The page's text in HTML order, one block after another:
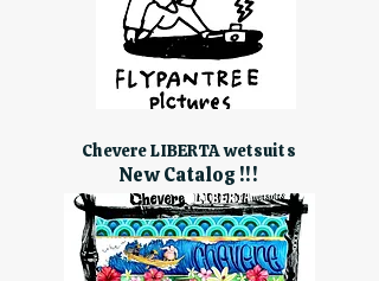
Chevere LIBERTA wetsuits
New Catalog !!!